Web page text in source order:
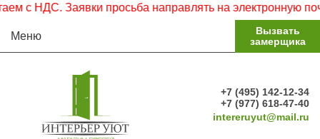
с НДС. Заявки просьба направлять на электронную почту.
Меню
Вызвать
замерщика
+7 (495) 142-12-34
+7 (977) 618-47-40
intereruyut@mail.ru